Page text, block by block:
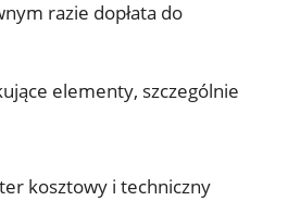
razie dopłata do
elementy, szczególnie
kosztowy i techniczny